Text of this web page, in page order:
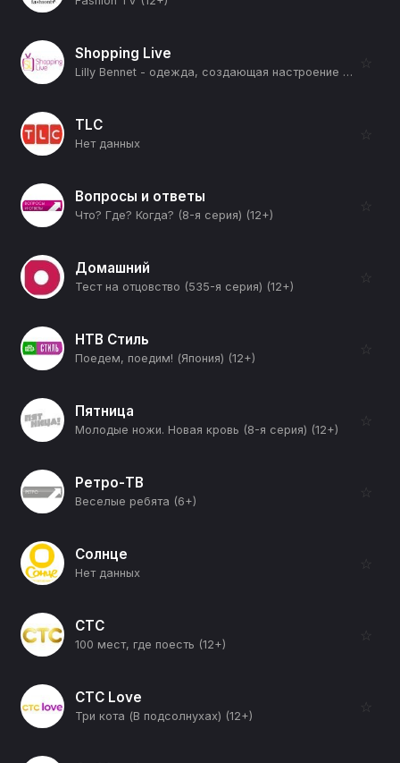
Shopping Live
Lilly Bennet - одежда, создающая настроение (12+)
☆
TLC
Нет данных
☆
Вопросы и ответы
Что? Где? Когда? (8-я серия) (12+)
☆
Домашний
Тест на отцовство (535-я серия) (12+)
☆
НТВ Стиль
Поедем, поедим! (Япония) (12+)
☆
Пятница
Молодые ножи. Новая кровь (8-я серия) (12+)
☆
Ретро-ТВ
Веселые ребята (6+)
☆
Солнце
Нет данных
☆
СТС
100 мест, где поесть (12+)
☆
СТС Love
Три кота (В подсолнухах) (12+)
☆